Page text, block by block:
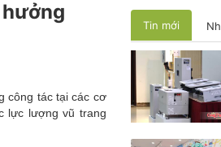
công tác tại các cơ
lực lượng vũ trang
Tin mới